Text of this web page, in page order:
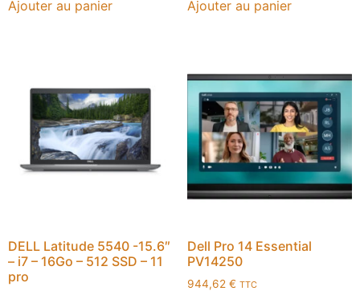
Ajouter au panier Ajouter au panier
DELL Latitude 5540 -15.6″
– i7 – 16Go – 512 SSD – 11
pro
Dell Pro 14 Essential
PV14250
944,62 € TTC